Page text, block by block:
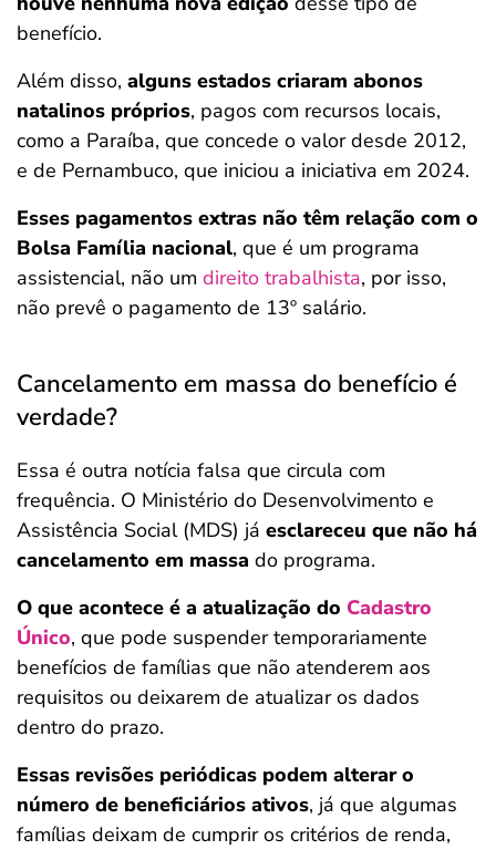
benefício.
Além disso, alguns estados criaram abonos
natalinos próprios, pagos com recursos locais,
como a Paraíba, que concede o valor desde 2012,
e de Pernambuco, que iniciou a iniciativa em 2024.
Esses pagamentos extras não têm relação com o
Bolsa Família nacional, que é um programa
assistencial, não um direito trabalhista, por isso,
não prevê o pagamento de 13º salário.
Cancelamento em massa do benefício é
verdade?
Essa é outra notícia falsa que circula com
frequência. O Ministério do Desenvolvimento e
Assistência Social (MDS) já esclareceu que não há
cancelamento em massa do programa.
O que acontece é a atualização do Cadastro
Único, que pode suspender temporariamente
benefícios de famílias que não atenderem aos
requisitos ou deixarem de atualizar os dados
dentro do prazo.
Essas revisões periódicas podem alterar o
número de beneficiários ativos, já que algumas
famílias deixam de cumprir os critérios de renda,